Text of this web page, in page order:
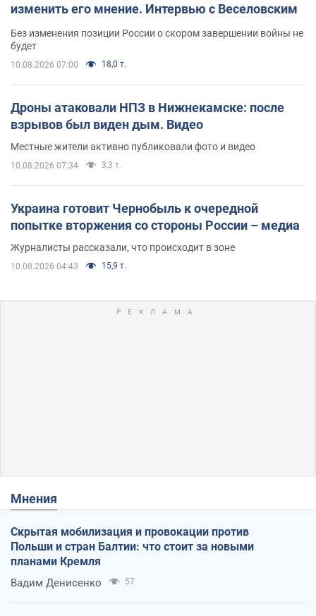
изменить его мнение. Интервью с Веселовским
Без изменения позиции России о скором завершении войны не
будет
10.08.2026 07:00 18,0 т.
Дроны атаковали НПЗ в Нижнекамске: после
взрывов был виден дым. Видео
Местные жители активно публиковали фото и видео
10.08.2026 07:34 3,3 т.
Украина готовит Чернобыль к очередной
попытке вторжения со стороны России – медиа
Журналисты рассказали, что происходит в зоне
10.08.2026 04:43 15,9 т.
Мнения
Скрытая мобилизация и провокации против
Польши и стран Балтии: что стоит за новыми
планами Кремля
Вадим Денисенко 57